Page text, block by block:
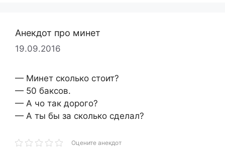
Анекдот про минет
19.09.2016
— Минет сколько стоит?
— 50 баксов.
— А чо так дорого?
— А ты бы за сколько сделал?
Оцените анекдот